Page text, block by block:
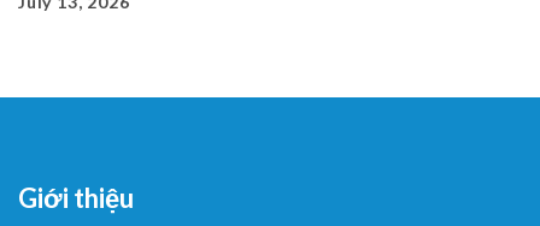
Giới thiệu